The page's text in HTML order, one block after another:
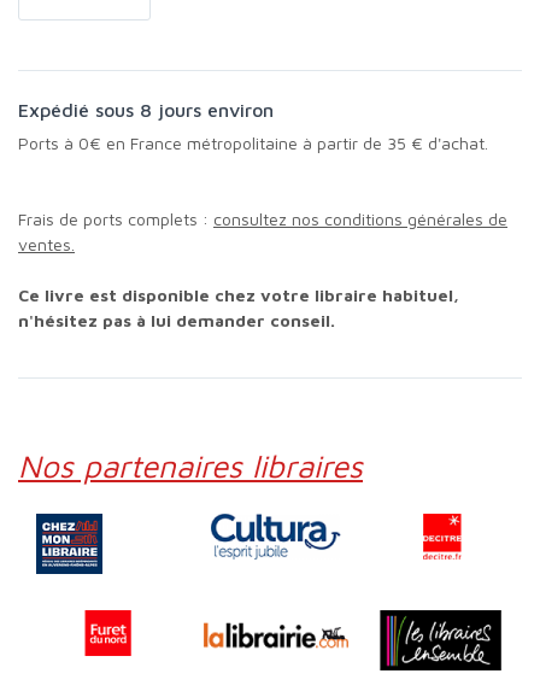
Expédié sous 8 jours environ
Ports à 0€ en France métropolitaine à partir de 35 € d'achat.
Frais de ports complets : consultez nos conditions générales de
ventes.
Ce livre est disponible chez votre libraire habituel,
n'hésitez pas à lui demander conseil.
Nos partenaires libraires